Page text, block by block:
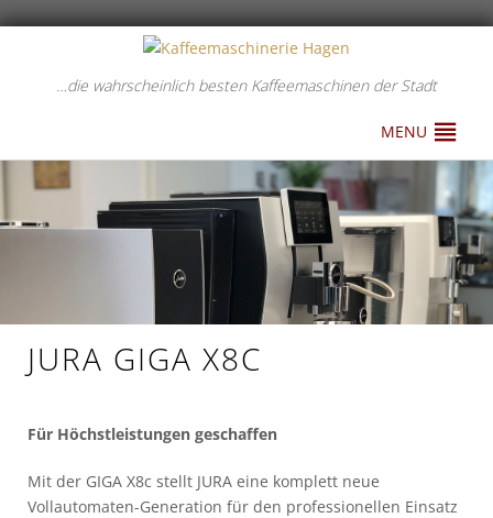
…die wahrscheinlich besten Kaffeemaschinen der Stadt
MENU
JURA GIGA X8C
Für Höchstleistungen geschaffen
Mit der GIGA X8c stellt JURA eine komplett neue
Vollautomaten-Generation für den professionellen Einsatz